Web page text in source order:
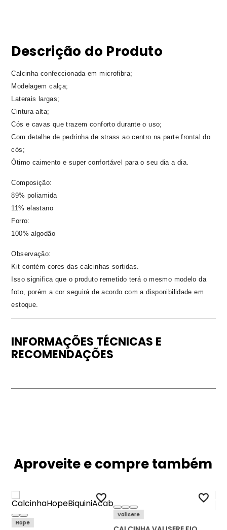
Descrição do Produto
Calcinha confeccionada em microfibra;
Modelagem calça;
Laterais largas;
Cintura alta;
Cós e cavas que trazem conforto durante o uso;
Com detalhe de pedrinha de strass ao centro na parte frontal do
cós;
Ótimo caimento e super confortável para o seu dia a dia.
Composição:
89% poliamida
11% elastano
Forro:
100% algodão
Observação:
Kit contém cores das calcinhas sortidas.
Isso significa que o produto remetido terá o mesmo modelo da
foto, porém a cor seguirá de acordo com a disponibilidade em
estoque.
INFORMAÇÕES TÉCNICAS E
RECOMENDAÇÕES
Aproveite e compre também
Hope
Valisere